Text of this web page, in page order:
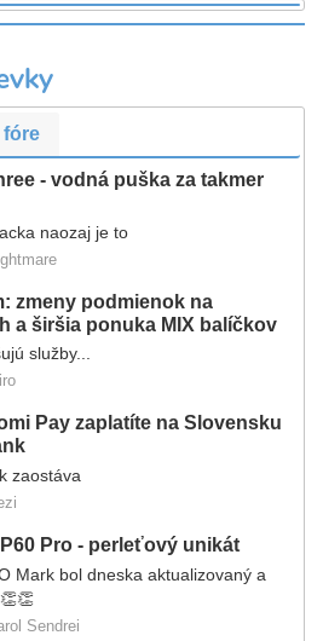
fóre
- vodná puška za takmer
naozaj je to
zmeny podmienok na
a širšia ponuka MIX balíčkov
služby...
Pay zaplatíte na Slovensku
zaostáva
Pro - perleťový unikát
Mark bol dneska aktualizovaný a
Sendrei